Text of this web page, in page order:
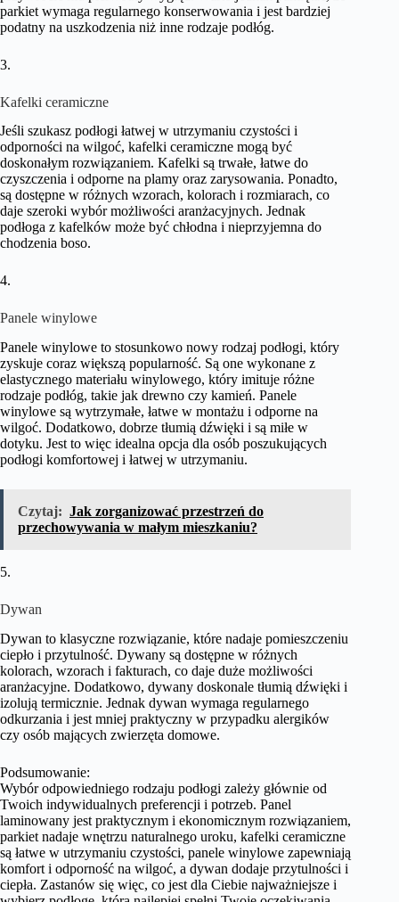
parkiet wymaga regularnego konserwowania i jest bardziej
podatny na uszkodzenia niż inne rodzaje podłóg.
3.
Kafelki ceramiczne
Jeśli szukasz podłogi łatwej w utrzymaniu czystości i
odporności na wilgoć, kafelki ceramiczne mogą być
doskonałym rozwiązaniem. Kafelki są trwałe, łatwe do
czyszczenia i odporne na plamy oraz zarysowania. Ponadto,
są dostępne w różnych wzorach, kolorach i rozmiarach, co
daje szeroki wybór możliwości aranżacyjnych. Jednak
podłoga z kafelków może być chłodna i nieprzyjemna do
chodzenia boso.
4.
Panele winylowe
Panele winylowe to stosunkowo nowy rodzaj podłogi, który
zyskuje coraz większą popularność. Są one wykonane z
elastycznego materiału winylowego, który imituje różne
rodzaje podłóg, takie jak drewno czy kamień. Panele
winylowe są wytrzymałe, łatwe w montażu i odporne na
wilgoć. Dodatkowo, dobrze tłumią dźwięki i są miłe w
dotyku. Jest to więc idealna opcja dla osób poszukujących
podłogi komfortowej i łatwej w utrzymaniu.
Czytaj: Jak zorganizować przestrzeń do
przechowywania w małym mieszkaniu?
5.
Dywan
Dywan to klasyczne rozwiązanie, które nadaje pomieszczeniu
ciepło i przytulność. Dywany są dostępne w różnych
kolorach, wzorach i fakturach, co daje duże możliwości
aranżacyjne. Dodatkowo, dywany doskonale tłumią dźwięki i
izolują termicznie. Jednak dywan wymaga regularnego
odkurzania i jest mniej praktyczny w przypadku alergików
czy osób mających zwierzęta domowe.
Podsumowanie:
Wybór odpowiedniego rodzaju podłogi zależy głównie od
Twoich indywidualnych preferencji i potrzeb. Panel
laminowany jest praktycznym i ekonomicznym rozwiązaniem,
parkiet nadaje wnętrzu naturalnego uroku, kafelki ceramiczne
są łatwe w utrzymaniu czystości, panele winylowe zapewniają
komfort i odporność na wilgoć, a dywan dodaje przytulności i
ciepła. Zastanów się więc, co jest dla Ciebie najważniejsze i